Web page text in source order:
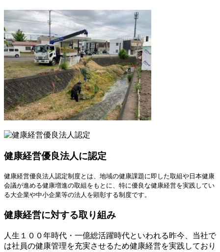
健康経営優良法人に認定
健康経営優良法人認定制度とは、地域の健康課題に即した取組や日本健康
会議が進める健康増進の取組をもとに、特に優良な健康経営を実践してい
る大企業や中小企業等の法人を顕彰する制度です。
健康経営に対する取り組み
人生１００年時代・一億総活躍時代といわれる昨今、当社で
は社員の健康管理を充実させるため健康経営を実践しており